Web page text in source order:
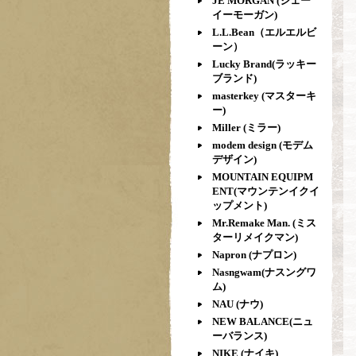
イーモーガン)
L.L.Bean（エルエルビ
ーン）
Lucky Brand(ラッキー
ブランド)
masterkey (マスターキ
ー)
Miller (ミラー)
modem design (モデム
デザイン)
MOUNTAIN EQUIPM
ENT(マウンテンイクイ
ップメント)
Mr.Remake Man. (ミス
ターリメイクマン)
Napron (ナプロン)
Nasngwam(ナスングワ
ム)
NAU (ナウ)
NEW BALANCE(ニュ
ーバランス)
NIKE (ナイキ)